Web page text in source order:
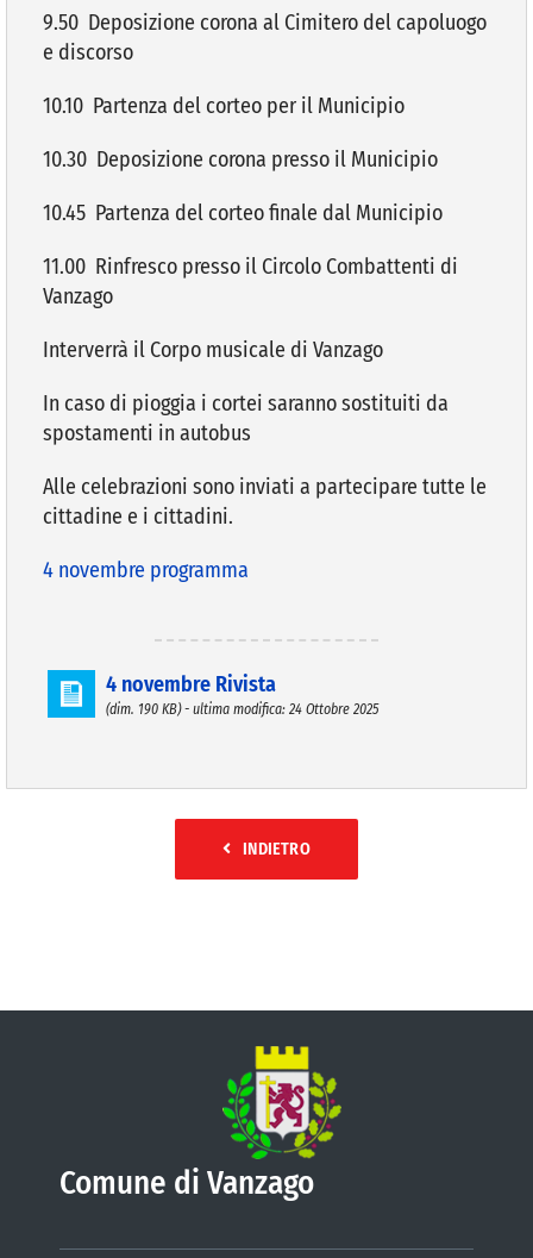
9.50 Deposizione corona al Cimitero del capoluogo
e discorso
10.10 Partenza del corteo per il Municipio
10.30 Deposizione corona presso il Municipio
10.45 Partenza del corteo finale dal Municipio
11.00 Rinfresco presso il Circolo Combattenti di
Vanzago
Interverrà il Corpo musicale di Vanzago
In caso di pioggia i cortei saranno sostituiti da
spostamenti in autobus
Alle celebrazioni sono inviati a partecipare tutte le
cittadine e i cittadini.
4 novembre programma
4 novembre Rivista
(dim. 190 KB) - ultima modifica: 24 Ottobre 2025
INDIETRO
Comune di Vanzago